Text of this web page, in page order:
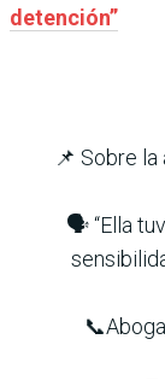
detención”
📌 Sobre
🗣 “Ella